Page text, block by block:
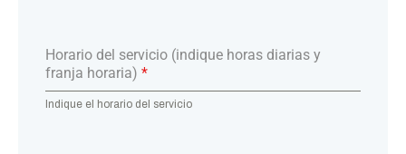
Horario del servicio (indique horas diarias y
franja horaria) *
Indique el horario del servicio